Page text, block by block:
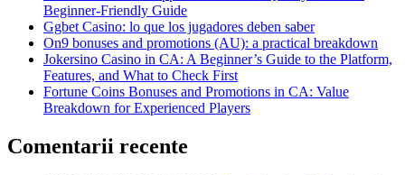
Beginner-Friendly Guide
Ggbet Casino: lo que los jugadores deben saber
On9 bonuses and promotions (AU): a practical breakdown
Jokersino Casino in CA: A Beginner’s Guide to the Platform,
Features, and What to Check First
Fortune Coins Bonuses and Promotions in CA: Value
Breakdown for Experienced Players
Comentarii recente